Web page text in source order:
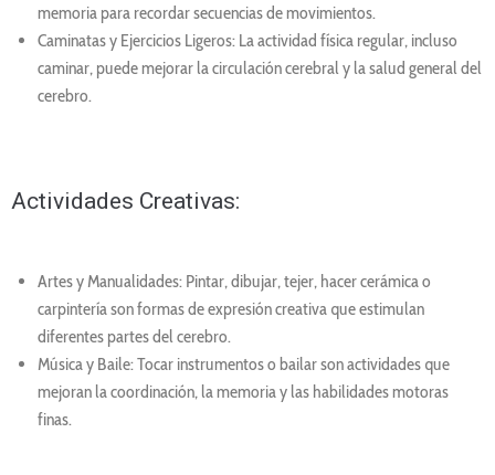
memoria para recordar secuencias de movimientos.
Caminatas y Ejercicios Ligeros: La actividad física regular, incluso
caminar, puede mejorar la circulación cerebral y la salud general del
cerebro.
Actividades Creativas:
Artes y Manualidades: Pintar, dibujar, tejer, hacer cerámica o
carpintería son formas de expresión creativa que estimulan
diferentes partes del cerebro.
Música y Baile: Tocar instrumentos o bailar son actividades que
mejoran la coordinación, la memoria y las habilidades motoras
finas.